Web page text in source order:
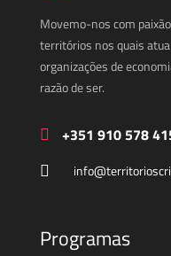
Movemo-nos com
territórios nos quais
organizações de
razão de ser.
+351 910 578
Programas